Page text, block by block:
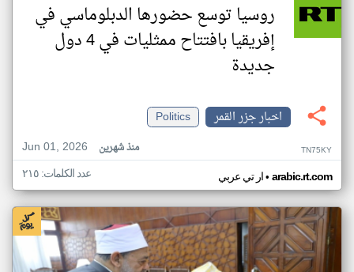
روسيا توسع حضورها الدبلوماسي في
إفريقيا بافتتاح ممثليات في 4 دول
جديدة
اخبار جزر القمر
Politics
Jun 01, 2026
منذ شهرين TN75KY
ار تي عربي• arabic.rt.com عدد الكلمات: ٢١٥